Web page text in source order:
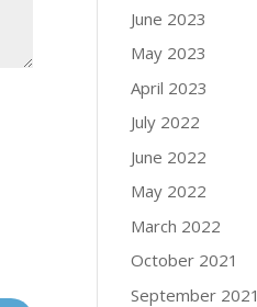
June 2023
May 2023
April 2023
July 2022
June 2022
May 2022
March 2022
October 2021
September 2021